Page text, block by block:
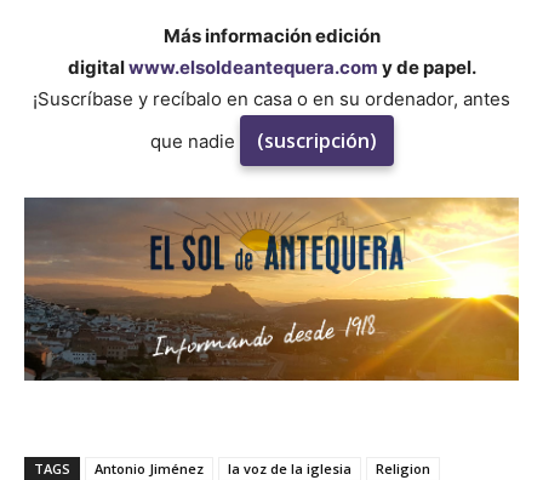
Más información edición
digitalwww.elsoldeantequera.com y de papel.
¡Suscríbase y recíbalo en casa o en su ordenador, antes
que nadie
(suscripción)
TAGS Antonio Jiménez la voz de la iglesia Religion